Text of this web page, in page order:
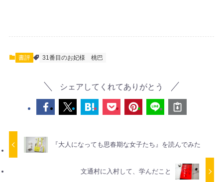
書評 31番目のお妃様 桃巴
シェアしてくれてありがとう
『大人になっても思春期な女子たち』を読んでみた
文通村に入村して、学んだこと